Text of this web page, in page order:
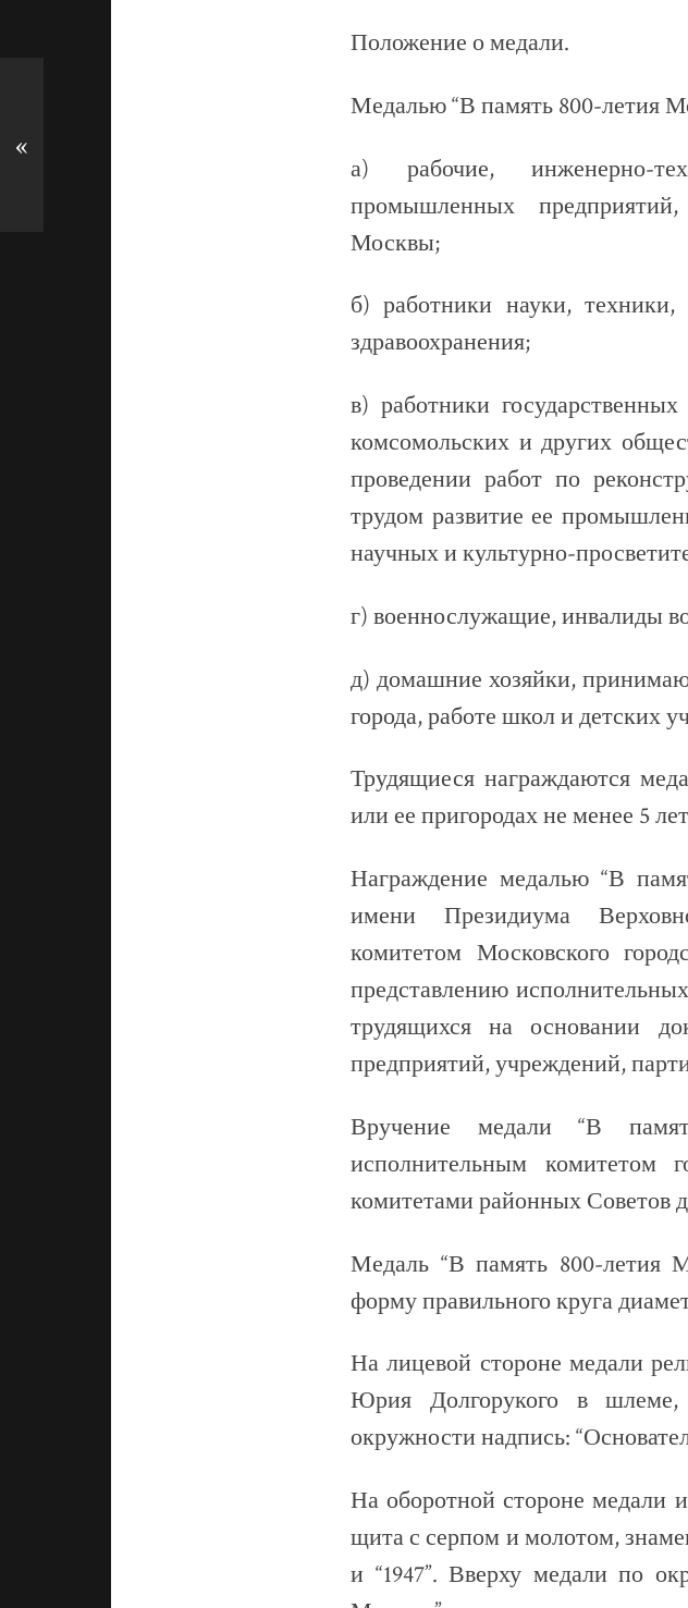
Положение о медали.
Медалью “В память 800-летия
а) рабочие, инженерно-
промышленных
Москвы;
б) работники науки,
здравоохранения;
в) работники
комсомольских и других
проведении работ по
трудом развитие ее
научных и культурно-
г) военнослужащие, инвалиды
д) домашние хозяйки,
города, работе школ и детских
Трудящиеся награждаются
или ее пригородах не менее 5
Награждение медалью “В
имени Президиума
комитетом Московского
представлению
трудящихся на основании
предприятий, учреждений,
Вручение медали “В
исполнительным комитетом
комитетами районных Советов
Медаль “В память 800-летия
форму правильного круга
На лицевой стороне медали
Юрия Долгорукого в
окружности надпись:
На оборотной стороне медали
щита с серпом и молотом,
и “1947”. Вверху медали по
«